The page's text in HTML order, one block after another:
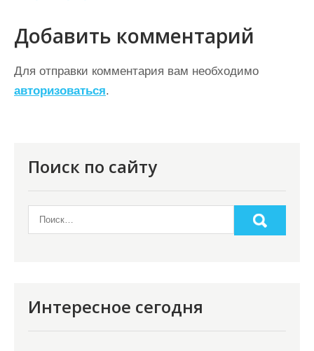
и
г
а
ц
и
м
Добавить комментарий
Для отправки комментария вам необходимо
авторизоваться.
Поиск по сайту
Интересное сегодня